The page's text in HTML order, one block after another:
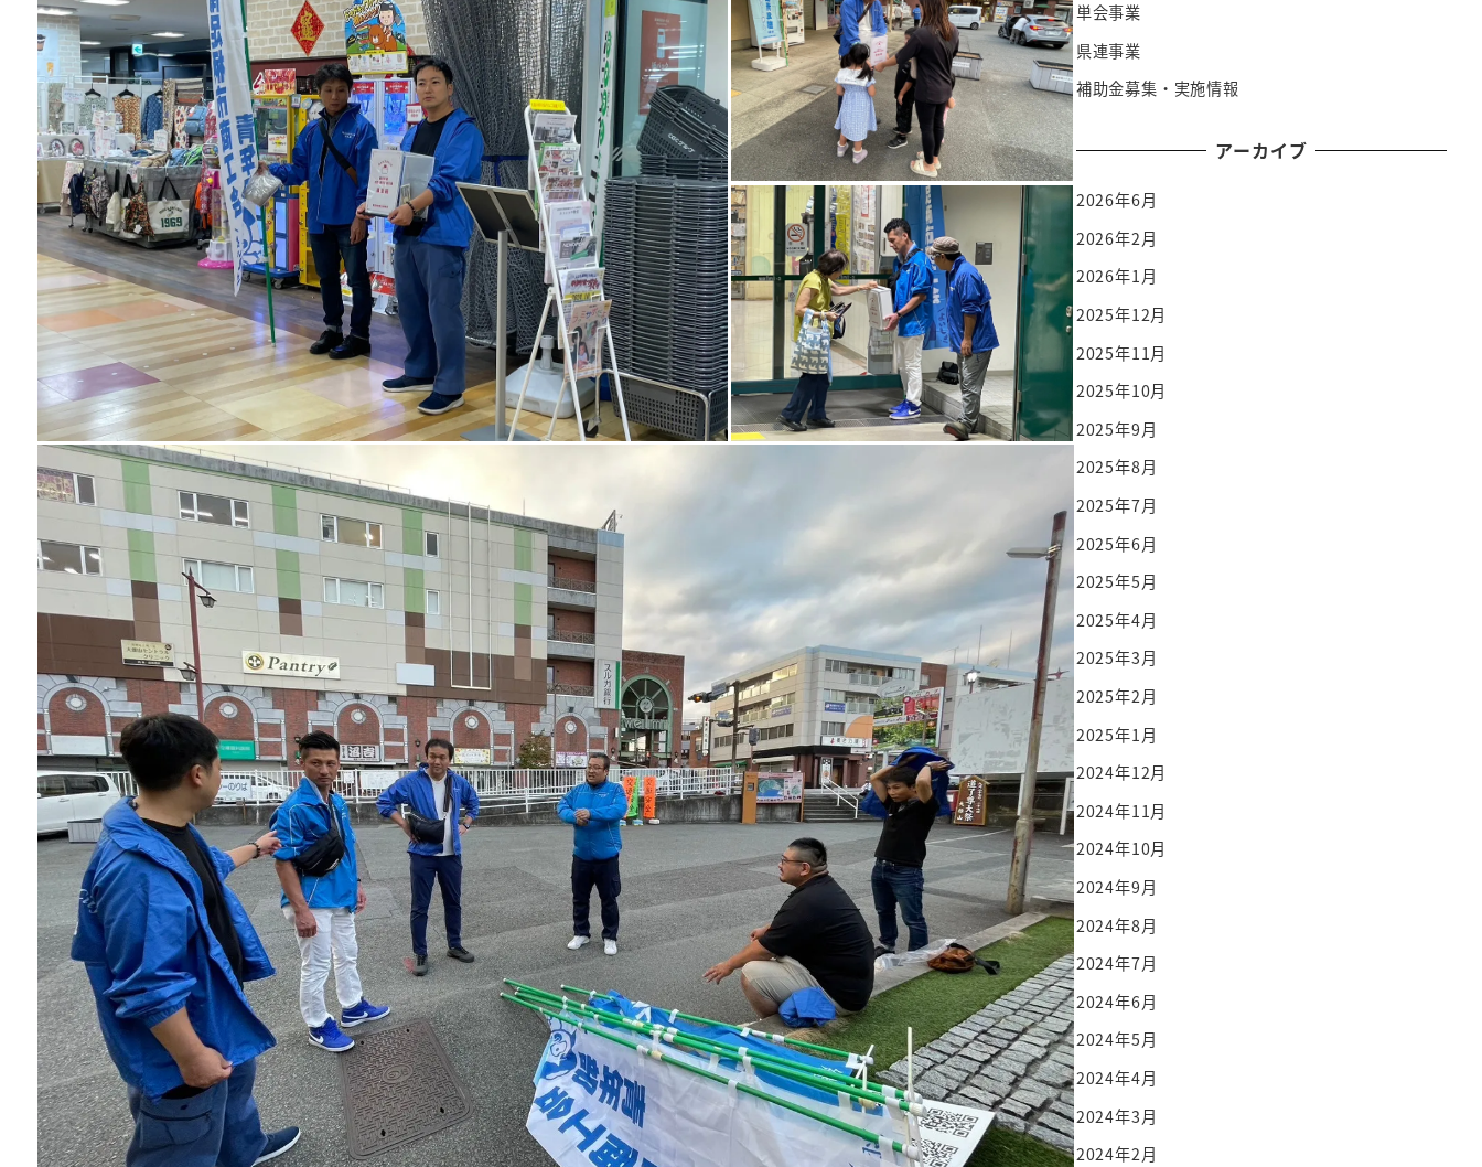
単会事業
県連事業
補助金募集・実施情報
アーカイブ
2026年6月
2026年2月
2026年1月
2025年12月
2025年11月
2025年10月
2025年9月
2025年8月
2025年7月
2025年6月
2025年5月
2025年4月
2025年3月
2025年2月
2025年1月
2024年12月
2024年11月
2024年10月
2024年9月
2024年8月
2024年7月
2024年6月
2024年5月
2024年4月
2024年3月
2024年2月